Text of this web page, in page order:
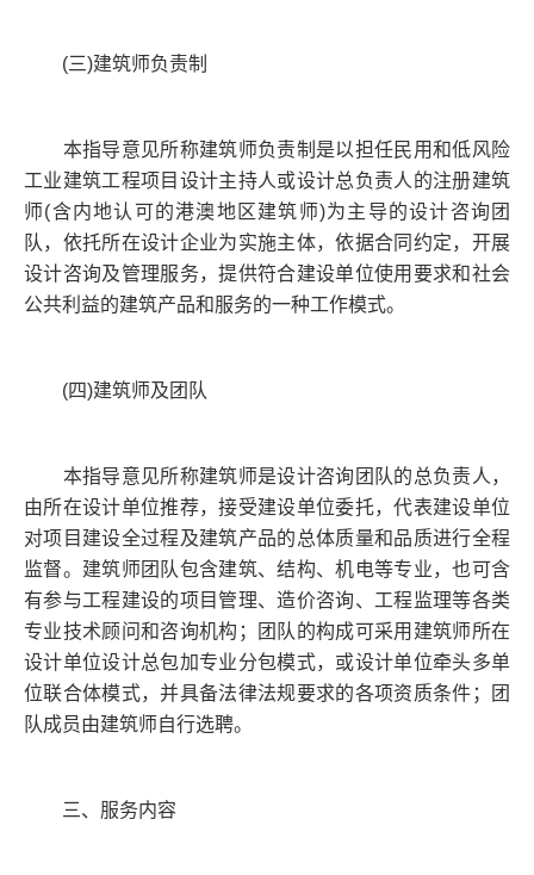
(三)建筑师负责制
本指导意见所称建筑师负责制是以担任民用和低风险
工业建筑工程项目设计主持人或设计总负责人的注册建筑
师(含内地认可的港澳地区建筑师)为主导的设计咨询团
队，依托所在设计企业为实施主体，依据合同约定，开展
设计咨询及管理服务，提供符合建设单位使用要求和社会
公共利益的建筑产品和服务的一种工作模式。
(四)建筑师及团队
本指导意见所称建筑师是设计咨询团队的总负责人，
由所在设计单位推荐，接受建设单位委托，代表建设单位
对项目建设全过程及建筑产品的总体质量和品质进行全程
监督。建筑师团队包含建筑、结构、机电等专业，也可含
有参与工程建设的项目管理、造价咨询、工程监理等各类
专业技术顾问和咨询机构；团队的构成可采用建筑师所在
设计单位设计总包加专业分包模式，或设计单位牵头多单
位联合体模式，并具备法律法规要求的各项资质条件；团
队成员由建筑师自行选聘。
三、服务内容